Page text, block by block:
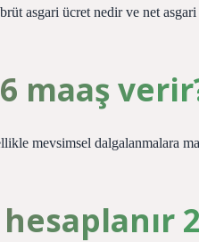
asgari ücret nedir ve net
maaş
mevsimsel dalgalanmalara